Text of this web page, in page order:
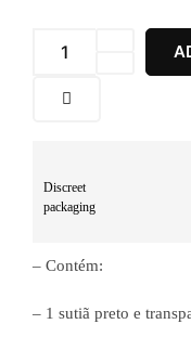
Discreet
packaging
– Contém:
– 1 sutiã preto e